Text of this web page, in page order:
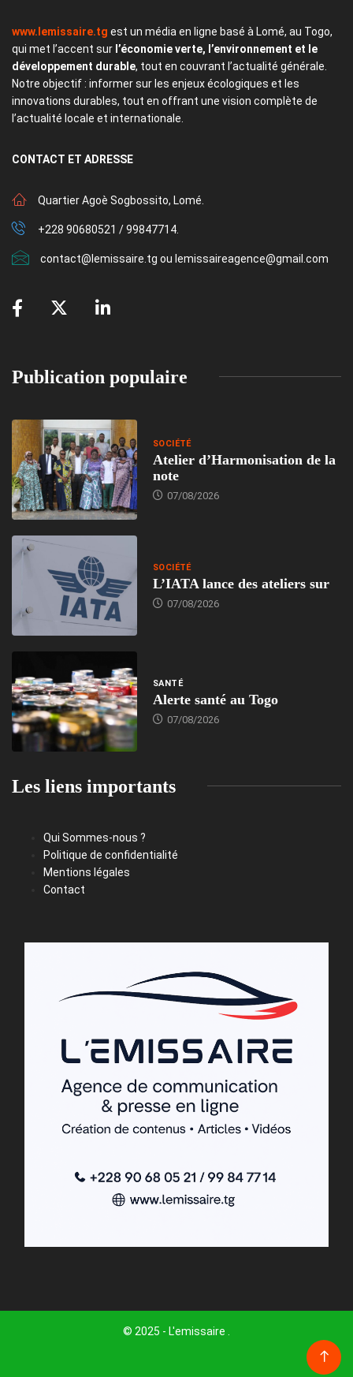
www.lemissaire.tg est un média en ligne basé à Lomé, au Togo,
qui met l’accent sur l’économie verte, l’environnement et le
développement durable, tout en couvrant l’actualité générale.
Notre objectif : informer sur les enjeux écologiques et les
innovations durables, tout en offrant une vision complète de
l’actualité locale et internationale.
CONTACT ET ADRESSE
Quartier Agoè Sogbossito, Lomé.
+228 90680521 / 99847714.
contact@lemissaire.tg ou lemissaireagence@gmail.com
Publication populaire
SOCIÉTÉ
Atelier d’Harmonisation de la
note
07/08/2026
SOCIÉTÉ
L’IATA lance des ateliers sur
07/08/2026
SANTÉ
Alerte santé au Togo
07/08/2026
Les liens importants
Qui Sommes-nous ?
Politique de confidentialité
Mentions légales
Contact
© 2025 - L'emissaire .